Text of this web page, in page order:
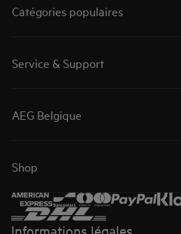
Catégories populaires
Service & Support
AEG Belgique
Shop
Informations légales